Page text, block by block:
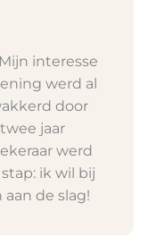
interesse
werd al
door
jaar
werd
ik wil bij
de slag!